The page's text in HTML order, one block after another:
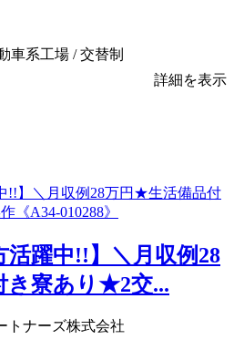
車系工場 / 交替制
詳細を表示
活躍中!!】＼月収例28
き寮あり★2交...
トナーズ株式会社